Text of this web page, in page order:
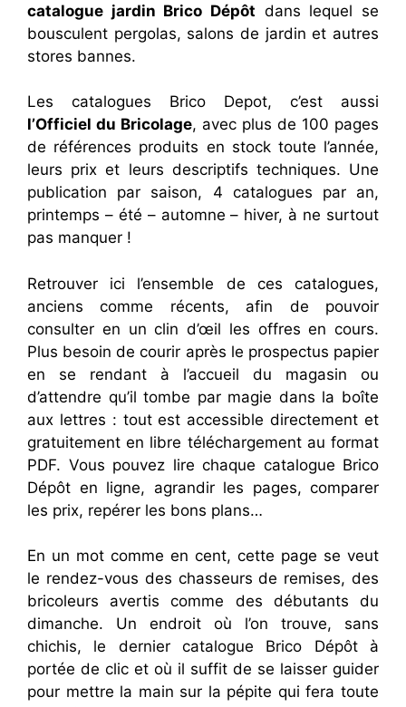
catalogue jardin Brico Dépôt dans lequel se
bousculent pergolas, salons de jardin et autres
stores bannes.
Les catalogues Brico Depot, c’est aussi
l’Officiel du Bricolage, avec plus de 100 pages
de références produits en stock toute l’année,
leurs prix et leurs descriptifs techniques. Une
publication par saison, 4 catalogues par an,
printemps – été – automne – hiver, à ne surtout
pas manquer !
Retrouver ici l’ensemble de ces catalogues,
anciens comme récents, afin de pouvoir
consulter en un clin d’œil les offres en cours.
Plus besoin de courir après le prospectus papier
en se rendant à l’accueil du magasin ou
d’attendre qu’il tombe par magie dans la boîte
aux lettres : tout est accessible directement et
gratuitement en libre téléchargement au format
PDF. Vous pouvez lire chaque catalogue Brico
Dépôt en ligne, agrandir les pages, comparer
les prix, repérer les bons plans…
En un mot comme en cent, cette page se veut
le rendez-vous des chasseurs de remises, des
bricoleurs avertis comme des débutants du
dimanche. Un endroit où l’on trouve, sans
chichis, le dernier catalogue Brico Dépôt à
portée de clic et où il suffit de se laisser guider
pour mettre la main sur la pépite qui fera toute